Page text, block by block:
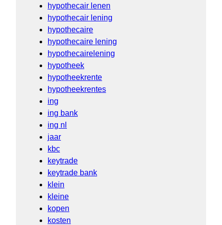
hypothecair lenen
hypothecair lening
hypothecaire
hypothecaire lening
hypothecairelening
hypotheek
hypotheekrente
hypotheekrentes
ing
ing bank
ing nl
jaar
kbc
keytrade
keytrade bank
klein
kleine
kopen
kosten